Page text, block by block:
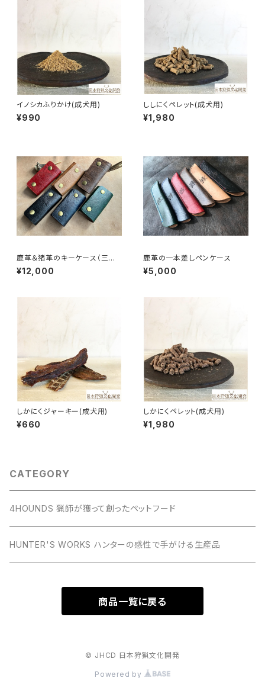
イノシカふりかけ(成犬用)
¥990
ししにくペレット(成犬用)
¥1,980
鹿革＆猪革のキーケース（三つ
折り式）
¥12,000
鹿革の一本差しペンケース
¥5,000
しかにくジャーキー(成犬用)
¥660
しかにくペレット(成犬用)
¥1,980
CATEGORY
4HOUNDS 猟師が獲って創ったペットフード
HUNTER'S WORKS ハンターの感性で手がける生産品
商品一覧に戻る
© JHCD 日本狩猟文化開発
Powered by